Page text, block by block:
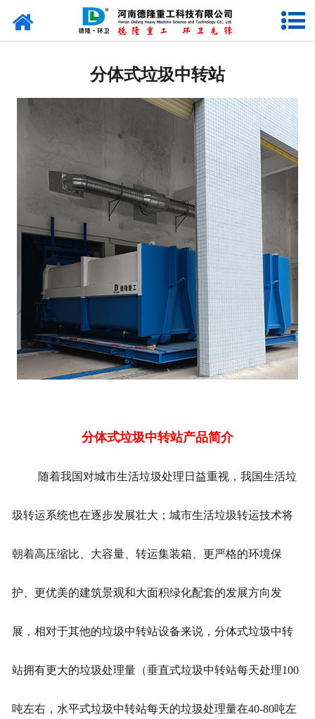
网站首页
地埋式垃圾压缩站
分体式垃圾压缩站
垃圾压缩设备配套设施
勾臂式垃圾箱
分体式垃圾中转站
分体式垃圾中转站产品简介
随着我国对城市生活垃圾处理日益重视，我国生活垃
圾转运系统也在逐步发展壮大；城市生活垃圾转运技术将
朝着高压缩比、大容量、转运集装箱、更严格的环境保
护、更优美的建筑景观和大面积绿化配套的发展方向发
展，相对于其他的垃圾中转站设备来说，分体式垃圾中转
站拥有更大的垃圾处理量（垂直式垃圾中转站每天处理100
吨左右，水平式垃圾中转站每天的垃圾处理量在40-80吨左